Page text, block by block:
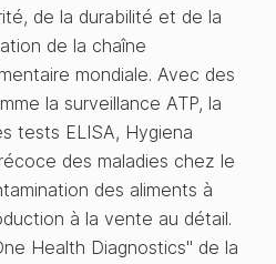
de la durabilité et de la
de la chaîne
mondiale. Avec des
la surveillance ATP, la
tests ELISA, Hygiena
des maladies chez le
des aliments à
à la vente au détail.
Health Diagnostics" de la